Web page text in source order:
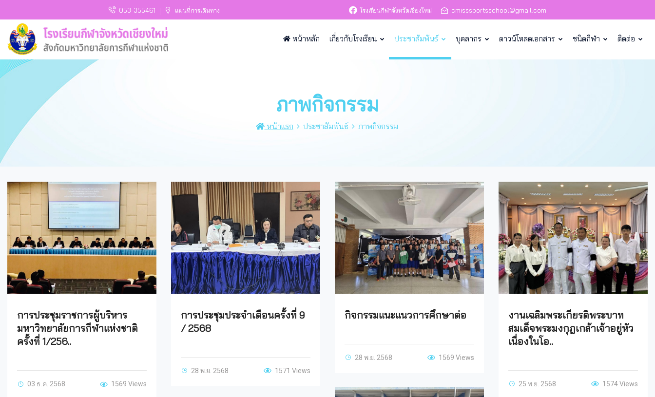
053-355461 แผนที่การเดินทาง โรงเรียนกีฬาจังหวัดเชียงใหม่ cmisssportsschool@gmail.com
หน้าหลัก เกี่ยวกับโรงเรียน ประชาสัมพันธ์ บุคลากร ดาวน์โหลดเอกสาร ชนิดกีฬา ติดต่อ
ภาพกิจกรรม
หน้าแรก ประชาสัมพันธ์ ภาพกิจกรรม
การประชุมราชการผู้บริหาร
มหาวิทยาลัยการกีฬาแห่งชาติ
ครั้งที่ 1/256..
03 ธ.ค. 2568 1569 Views
การประชุมประจำเดือนครั้งที่ 9
/ 2568
28 พ.ย. 2568 1571 Views
กิจกรรมแนะแนวการศึกษาต่อ
28 พ.ย. 2568 1569 Views
งานเฉลิมพระเกียรติพระบาท
สมเด็จพระมงกุฎเกล้าเจ้าอยู่หัว
เนื่องในโอ..
25 พ.ย. 2568 1574 Views